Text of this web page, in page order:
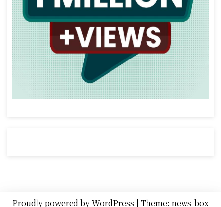
Proudly powered by WordPress | Theme: news-box